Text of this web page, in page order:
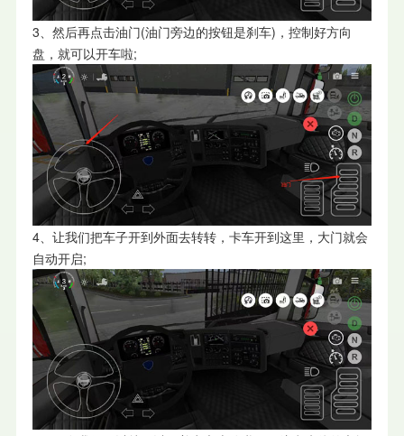
3、然后再点击油门(油门旁边的按钮是刹车)，控制好方向
盘，就可以开车啦;
4、让我们把车子开到外面去转转，卡车开到这里，大门就会
自动开启;